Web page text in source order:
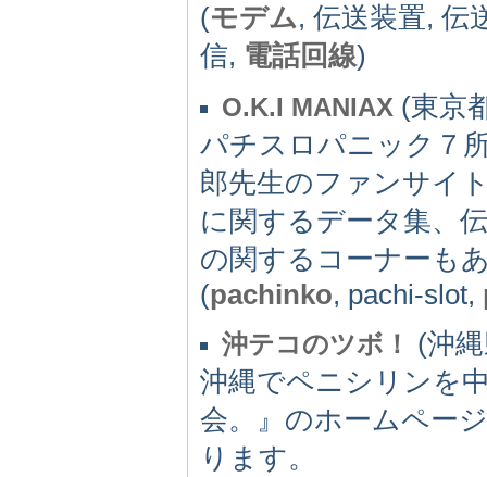
(モデム, 伝送装置, 伝
信, 電話回線)
O.K.I MANIAX (東京
パチスロパニック７
郎先生のファンサイ
に関するデータ集、
の関するコーナーも
(pachinko, pachi-slot,
沖テコのツボ！
(沖
沖縄でペニシリンを
会。』のホームペー
ります。